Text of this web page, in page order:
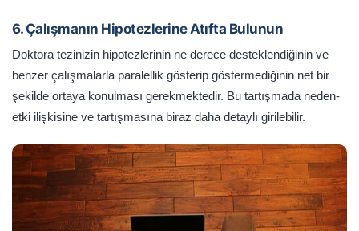
6. Çalışmanın Hipotezlerine Atıfta Bulunun
Doktora tezinizin hipotezlerinin ne derece desteklendiğinin ve
benzer çalışmalarla paralellik gösterip göstermediğinin net bir
şekilde ortaya konulması gerekmektedir. Bu tartışmada neden-
etki ilişkisine ve tartışmasına biraz daha detaylı girilebilir.